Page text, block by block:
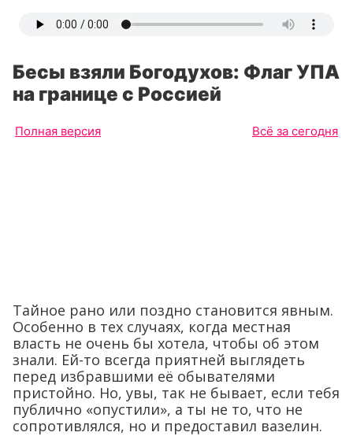
Бесы взяли Богодухов: Флаг УПА
на границе с Россией
Полная версия Всё за сегодня
Тайное рано или поздно становится явным.
Особенно в тех случаях, когда местная
власть не очень бы хотела, чтобы об этом
знали. Ей-то всегда приятней выглядеть
перед избравшими её обывателями
пристойно. Но, увы, так не бывает, если тебя
публично «опустили», а ты не то, что не
сопротивлялся, но и предоставил вазелин.